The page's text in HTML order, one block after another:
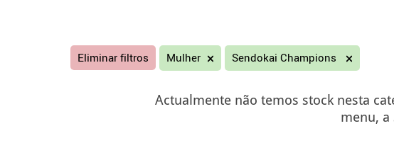
Eliminar filtros Mulher Sendokai Champions
Actualmente não temos stock nesta
menu, a